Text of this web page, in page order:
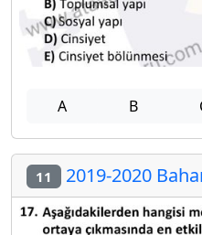
A B
11 2019-2020